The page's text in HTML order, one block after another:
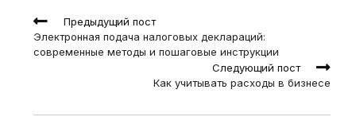
Read
more
articles
Предыдущий пост
Электронная подача налоговых деклараций:
современные методы и пошаговые инструкции
Следующий пост
Как учитывать расходы в бизнесе